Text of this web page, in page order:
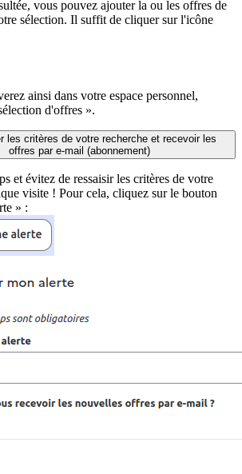
vous pouvez ajouter la ou les offres de
sélection. Il suffit de cliquer sur l'icône
ainsi dans votre espace personnel,
d'offres ».
les critères de votre recherche et recevoir les
offres par e-mail (abonnement)
et évitez de ressaisir les critères de votre
visite ! Pour cela, cliquez sur le bouton
» :